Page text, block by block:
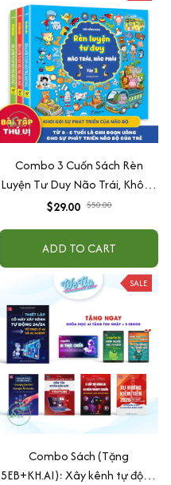
Combo 3 Cuốn Sách Rèn
Luyện Tư Duy Não Trái, Không
Não Phải - Đánh Thức Tiềm
$29.00 $50.00
ADD TO CART
SALE
Combo Sách (Tặng
5EB+KH.AI): Xây kênh tự động